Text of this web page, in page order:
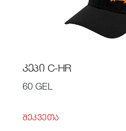
ᲙᲔᲞᲘ C-HR
60 GEL
ᲨᲔᲙᲕᲔᲗᲐ